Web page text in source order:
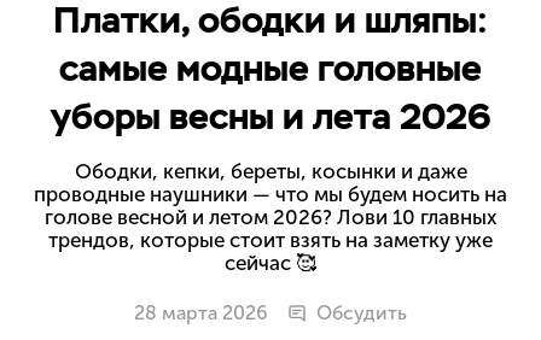
Платки, ободки и шляпы:
самые модные головные
уборы весны и лета 2026
Ободки, кепки, береты, косынки и даже
проводные наушники — что мы будем носить на
голове весной и летом 2026? Лови 10 главных
трендов, которые стоит взять на заметку уже
сейчас 🥰
28 марта 2026 Обсудить